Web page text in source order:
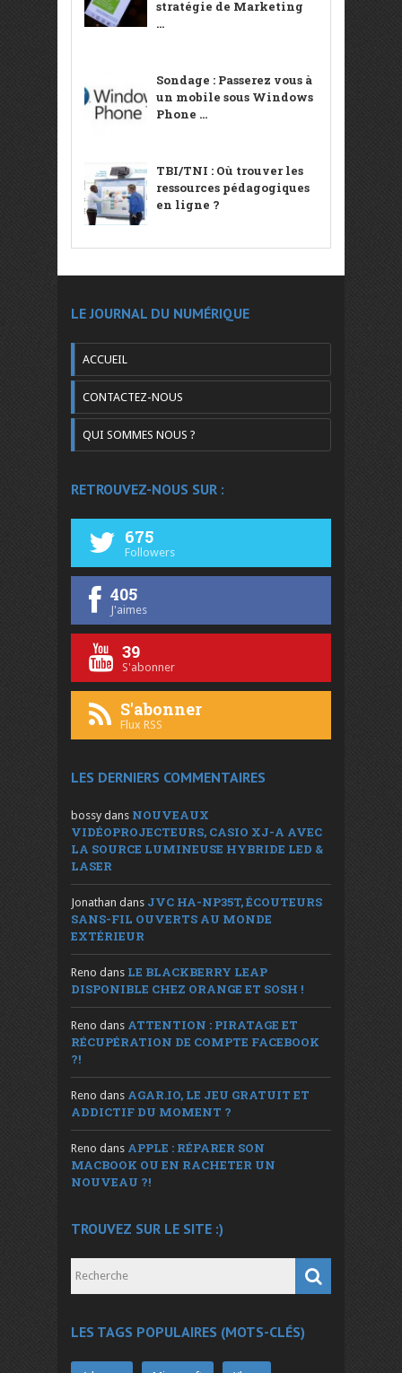
stratégie de Marketing
...
Sondage : Passerez vous à
un mobile sous Windows
Phone ...
TBI/TNI : Où trouver les
ressources pédagogiques
en ligne ?
LE JOURNAL DU NUMÉRIQUE
ACCUEIL
CONTACTEZ-NOUS
QUI SOMMES NOUS ?
RETROUVEZ-NOUS SUR :
675
Followers
405
J'aimes
39
S'abonner
S'abonner
Flux RSS
LES DERNIERS COMMENTAIRES
bossy dans NOUVEAUX
VIDÉOPROJECTEURS, CASIO XJ-A AVEC
LA SOURCE LUMINEUSE HYBRIDE LED &
LASER
Jonathan dans JVC HA-NP35T, ÉCOUTEURS
SANS-FIL OUVERTS AU MONDE
EXTÉRIEUR
Reno dans LE BLACKBERRY LEAP
DISPONIBLE CHEZ ORANGE ET SOSH !
Reno dans ATTENTION : PIRATAGE ET
RÉCUPÉRATION DE COMPTE FACEBOOK
?!
Reno dans AGAR.IO, LE JEU GRATUIT ET
ADDICTIF DU MOMENT ?
Reno dans APPLE : RÉPARER SON
MACBOOK OU EN RACHETER UN
NOUVEAU ?!
TROUVEZ SUR LE SITE :)
LES TAGS POPULAIRES (MOTS-CLÉS)